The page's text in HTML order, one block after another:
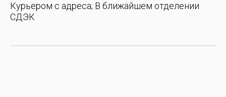
Курьером с адреса; В ближайшем отделении
СДЭК